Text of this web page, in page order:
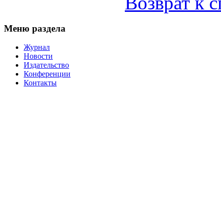
Меню раздела
Журнал
Новости
Издательство
Конференции
Контакты